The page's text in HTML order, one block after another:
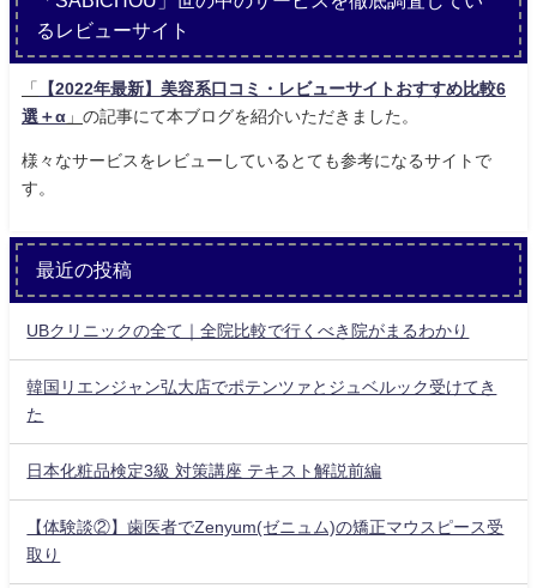
るレビューサイト
「
【2022年最新】美容系口コミ・レビューサイトおすすめ比較6
選＋α 」 の記事にて本ブログを紹介いただきました。
様々なサービスをレビューしているとても参考になるサイトで
す。
最近の投稿
UBクリニックの全て｜全院比較で行くべき院がまるわかり
韓国リエンジャン弘大店でポテンツァとジュベルック受けてき
た
日本化粧品検定3級 対策講座 テキスト解説前編
【体験談②】歯医者でZenyum(ゼニュム)の矯正マウスピース受
取り